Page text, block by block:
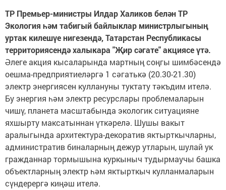
ТР Премьер-министры Илдар Халиков белән ТР
Экология һәм табигый байлыклар министрлыгының
уртак килешүе нигезендә, Татарстан Республикасы
территориясендәхалыкара "Җир сәгате" акциясеүтә.
Әлеге акция кысаларында мартның соң­гы шимбәсендә
оешма-предприятиеләргә 1 сәгатькә (20.30-21.30)
электр энергиясен куллануны туктату тәкъдим ителә.
Бу энергия һәм электр ресурслары проб­лемаларын
чишү, планета масштабында экологик ситуацияне
яхшырту максатыннан үткәрелә. Шушы вакыт
аралыгында архитектура-декоратив яктырткычларны,
административ биналарның дежур утларын, шулай ук
гражданнар тормышына куркыныч тудырмаучы башка
объектларның электр һәм яктырткыч кулланмаларын
сүндерергә киңәш ителә.